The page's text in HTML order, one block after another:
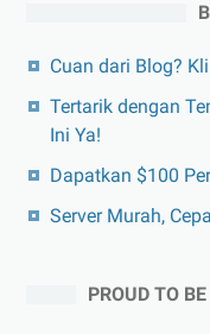
Cuan dari Blog?
Tertarik dengan
Ini Ya!
Dapatkan $100
Server Murah,
PROUD TO